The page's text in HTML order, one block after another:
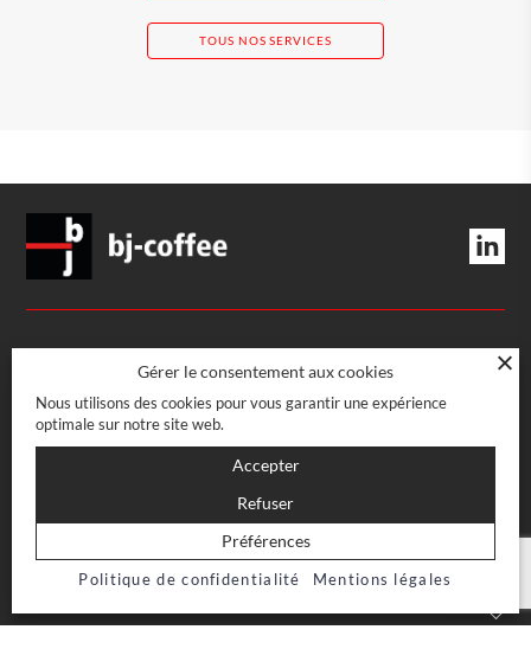
TOUS NOS SERVICES
MANAGEMENT UND DIENSTLEISTUNGEN
Route des Acacias 43
CH-1227 Les Acacias – Genève
VERKAUFSSTELLE
CH-1227 Les Acacias – Genève
VERTRAULICH
Impressum
Allgemeine Geschäftsbedingungen E-Shop
Gérer le consentement aux cookies
Nous utilisons des cookies pour vous garantir une expérience
optimale sur notre site web.
Accepter
Refuser
Préférences
Politique de confidentialité Mentions légales